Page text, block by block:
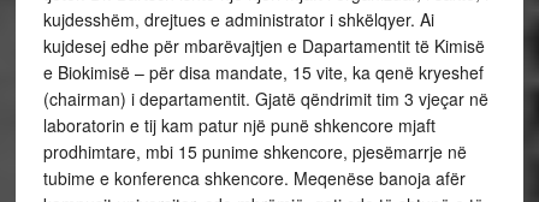
kujdesshëm, drejtues e administrator i shkëlqyer. Ai
kujdesej edhe për mbarëvajtjen e Dapartamentit të Kimisë
e Biokimisë – për disa mandate, 15 vite, ka qenë kryeshef
(chairman) i departamentit. Gjatë qëndrimit tim 3 vjeçar në
laboratorin e tij kam patur një punë shkencore mjaft
prodhimtare, mbi 15 punime shkencore, pjesëmarrje në
tubime e konferenca shkencore. Meqenëse banoja afër